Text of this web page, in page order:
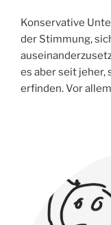
Konservative
der Stimmung,
es aber seit jeher,
erfinden. Vor